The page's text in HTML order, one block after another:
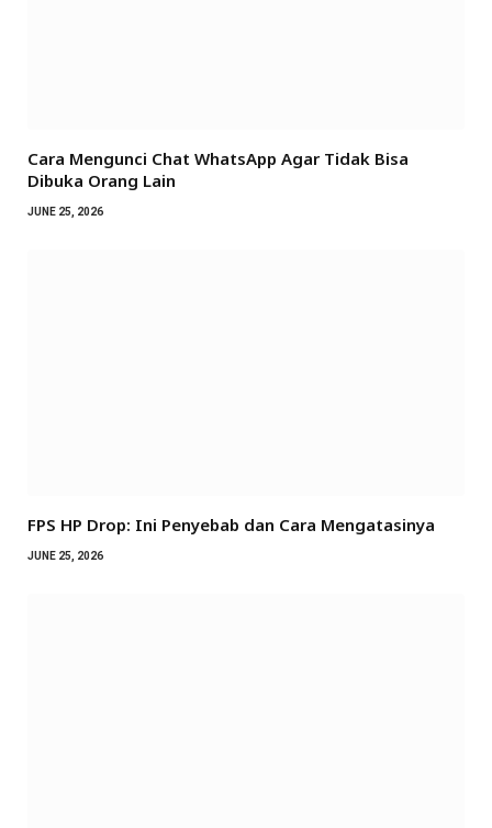
Cara Mengunci Chat WhatsApp Agar Tidak Bisa
Dibuka Orang Lain
JUNE 25, 2026
FPS HP Drop: Ini Penyebab dan Cara Mengatasinya
JUNE 25, 2026